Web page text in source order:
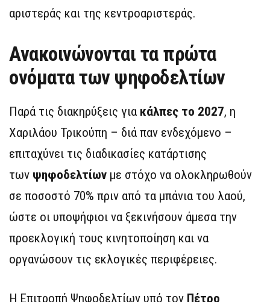
αριστεράς και της κεντροαριστεράς.
Ανακοινώνονται τα πρώτα
ονόματα των ψηφοδελτίων
Παρά τις διακηρύξεις για κάλπες το 2027, η
Χαριλάου Τρικούπη – διά παν ενδεχόμενο –
επιταχύνει τις διαδικασίες κατάρτισης
των ψηφοδελτίων με στόχο να ολοκληρωθούν
σε ποσοστό 70% πριν από τα μπάνια του λαού,
ώστε οι υποψήφιοι να ξεκινήσουν άμεσα την
προεκλογική τους κινητοποίηση και να
οργανώσουν τις εκλογικές περιφέρειες.
Η Επιτροπή Ψηφοδελτίων υπό τον Πέτρο